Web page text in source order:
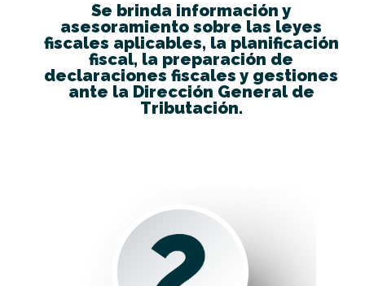
Se brinda información y
asesoramiento sobre las leyes
fiscales aplicables, la planificación
fiscal, la preparación de
declaraciones fiscales y gestiones
ante la Dirección General de
Tributación.